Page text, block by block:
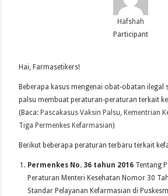
Hafshah
Participant
Hai, Farmasetikers!
Beberapa kasus mengenai obat-obatan ilegal
palsu membuat peraturan-peraturan terkait
(Baca: Pascakasus Vaksin Palsu, Kementrian
Tiga Permenkes Kefarmasian)
Berikut beberapa peraturan terbaru terkait
Permenkes No. 36 tahun 2016 Tentang
Peraturan Menteri Kesehatan Nomor 30
Standar Pelayanan Kefarmasian di